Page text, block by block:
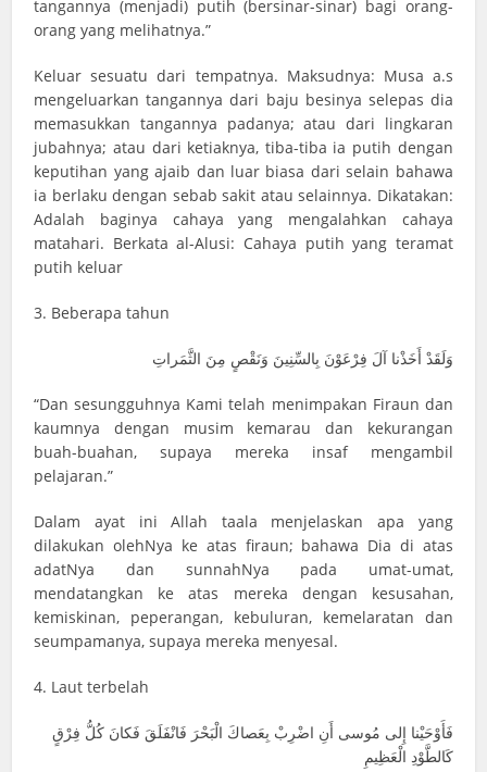
tangannya (menjadi) putih (bersinar-sinar) bagi orang-
orang yang melihatnya.”
Keluar sesuatu dari tempatnya. Maksudnya: Musa a.s
mengeluarkan tangannya dari baju besinya selepas dia
memasukkan tangannya padanya; atau dari lingkaran
jubahnya; atau dari ketiaknya, tiba-tiba ia putih dengan
keputihan yang ajaib dan luar biasa dari selain bahawa
ia berlaku dengan sebab sakit atau selainnya. Dikatakan:
Adalah baginya cahaya yang mengalahkan cahaya
matahari. Berkata al-Alusi: Cahaya putih yang teramat
putih keluar
3. Beberapa tahun
وَلَقَدْ أَخَذْنا آلَ فِرْعَوْنَ بِالسِّنِينَ وَنَقْصٍ مِنَ الثَّمَراتِ
“Dan sesungguhnya Kami telah menimpakan Firaun dan
kaumnya dengan musim kemarau dan kekurangan
buah-buahan, supaya mereka insaf mengambil
pelajaran.”
Dalam ayat ini Allah taala menjelaskan apa yang
dilakukan olehNya ke atas firaun; bahawa Dia di atas
adatNya dan sunnahNya pada umat-umat,
mendatangkan ke atas mereka dengan kesusahan,
kemiskinan, peperangan, kebuluran, kemelaratan dan
seumpamanya, supaya mereka menyesal.
4. Laut terbelah
فَأَوْحَيْنا إِلى مُوسى أَنِ اضْرِبْ بِعَصاكَ الْبَحْرَ فَانْفَلَقَ فَكانَ كُلُّ فِرْقٍ
كَالطَّوْدِ الْعَظِيمِ